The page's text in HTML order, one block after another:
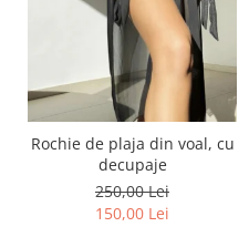
Rochie de plaja din voal, cu
decupaje
250,00 Lei
150,00 Lei